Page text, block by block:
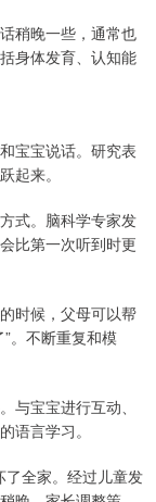
稍晚一些，通常也
身体发育、认知能
宝宝说话。研究表
起来。
式。脑科学专家发
比第一次听到时更
时候，父母可以帮
。不断重复和模
与宝宝进行互动、
语言学习。
了全家。经过儿童发